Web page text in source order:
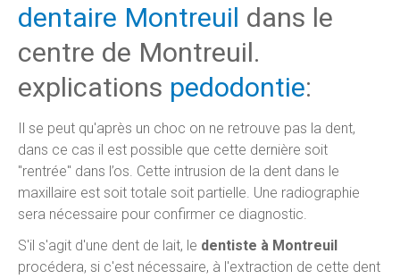
dentaire Montreuil dans le
centre de Montreuil.
explications pedodontie:
Il se peut qu'après un choc on ne retrouve pas la dent,
dans ce cas il est possible que cette dernière soit
"rentrée" dans l’os. Cette intrusion de la dent dans le
maxillaire est soit totale soit partielle. Une radiographie
sera nécessaire pour confirmer ce diagnostic.
S'il s'agit d'une dent de lait, le dentiste à Montreuil
procédera, si c'est nécessaire, à l'extraction de cette dent